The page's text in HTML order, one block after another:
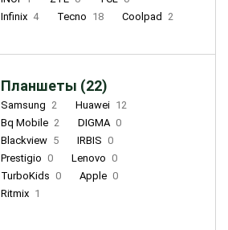
Infinix 4 Tecno 18 Coolpad 2
Планшеты (22)
Samsung 2 Huawei 12
Bq Mobile 2 DIGMA 0
Blackview 5 IRBIS 0
Prestigio 0 Lenovo 0
TurboKids 0 Apple 0
Ritmix 1